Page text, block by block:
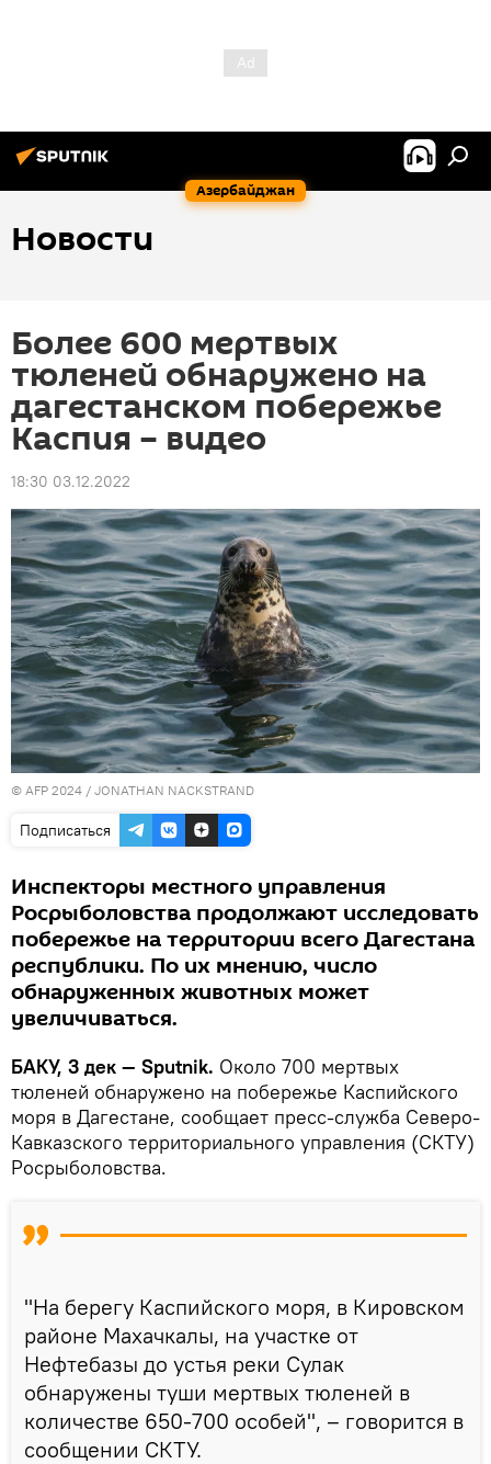
Азербайджан
Новости
Более 600 мертвых
тюленей обнаружено на
дагестанском побережье
Каспия – видео
18:30 03.12.2022
© AFP 2024 / JONATHAN NACKSTRAND
Подписаться
Инспекторы местного управления
Росрыболовства продолжают исследовать
побережье на территории всего Дагестана
республики. По их мнению, число
обнаруженных животных может
увеличиваться.
БАКУ, 3 дек — Sputnik. Около 700 мертвых
тюленей обнаружено на побережье Каспийского
моря в Дагестане, сообщает пресс-служба Северо-
Кавказского территориального управления (СКТУ)
Росрыболовства.
"На берегу Каспийского моря, в Кировском
районе Махачкалы, на участке от
Нефтебазы до устья реки Сулак
обнаружены туши мертвых тюленей в
количестве 650-700 особей", – говорится в
сообщении СКТУ.